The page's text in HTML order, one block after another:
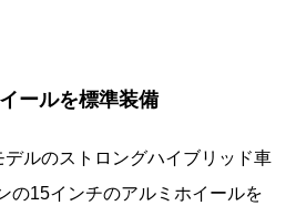
ールを標準装備
デルのストロングハイブリッド車
の15インチのアルミホイールを